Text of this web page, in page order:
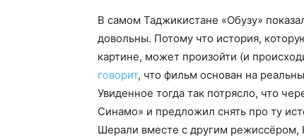
В самом Таджикистане «Обузу»
довольны. Потому что история,
картине, может произойти (и
говорит, что фильм основан на
Увиденное тогда так потрясло, что
Синамо» и предложил снять про ту
Шерали вместе с другим